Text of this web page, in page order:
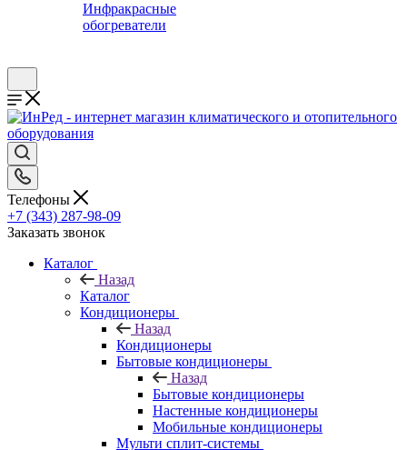
Инфракрасные
обогреватели
Телефоны
+7 (343) 287-98-09
Заказать звонок
Каталог
Назад
Каталог
Кондиционеры
Назад
Кондиционеры
Бытовые кондиционеры
Назад
Бытовые кондиционеры
Настенные кондиционеры
Мобильные кондиционеры
Мульти сплит-системы